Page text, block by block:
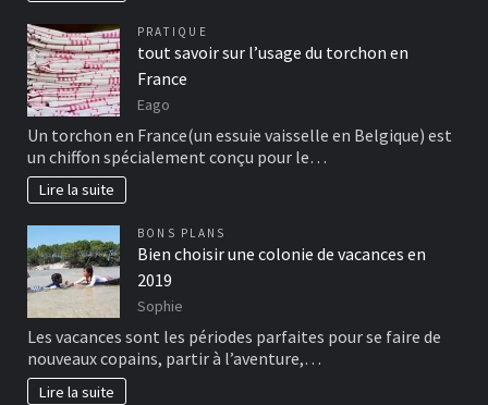
PRATIQUE
tout savoir sur l’usage du torchon en
France
Eago
Un torchon en France(un essuie vaisselle en Belgique) est
un chiffon spécialement conçu pour le…
Lire la suite
BONS PLANS
Bien choisir une colonie de vacances en
2019
Sophie
Les vacances sont les périodes parfaites pour se faire de
nouveaux copains, partir à l’aventure,…
Lire la suite